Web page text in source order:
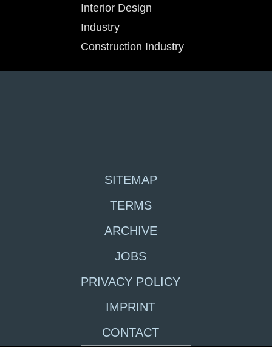
Interior Design
Industry
Construction Industry
SITEMAP
TERMS
ARCHIVE
JOBS
PRIVACY POLICY
IMPRINT
CONTACT